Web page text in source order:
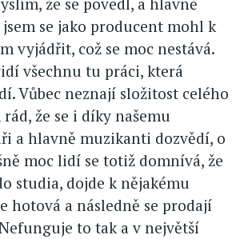
se jako producent mohl k
vyjádřit, což se moc nestává.
všechnu tu práci, která
Vůbec neznají složitost celého
že se i díky našemu
a hlavně muzikanti dozvědí, o
moc lidí se totiž domnívá, že
studia, dojde k nějakému
hotová a následně se prodají
to tak a v největší